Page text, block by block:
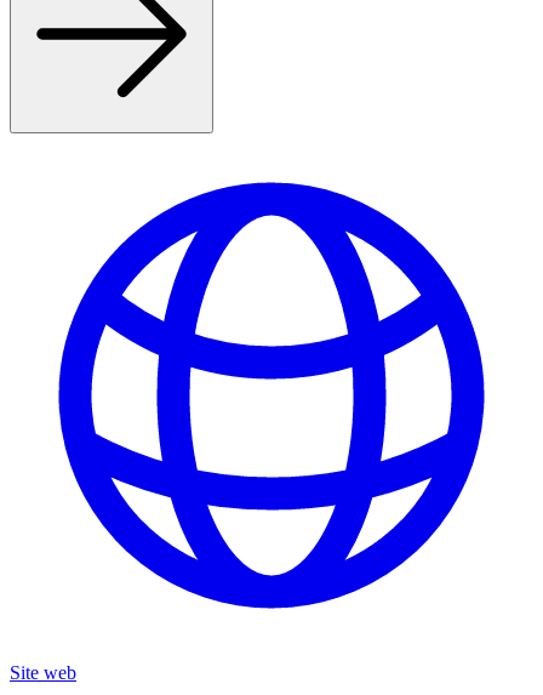
Site web